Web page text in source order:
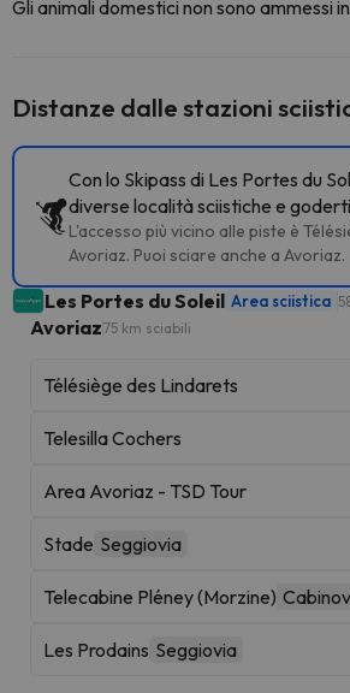
Gli animali domestici non sono ammessi
Distanze dalle stazioni
Con lo Skipass di Les Portes du
diverse località sciistiche e
L'accesso più vicino alle piste è
Avoriaz. Puoi sciare anche a Avoriaz.
Les Portes du Soleil Area sciistica
Avoriaz75 km sciabili
Télésiège des Lindarets
Telesilla Cochers
Area Avoriaz - TSD Tour
Stade Seggiovia
Telecabine Pléney (Morzine)
Les Prodains Seggiovia